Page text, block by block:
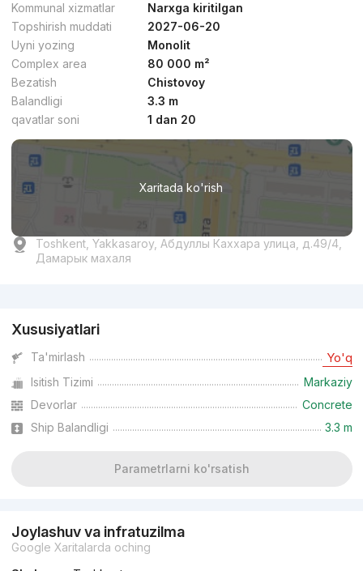
Kommunal xizmatlar
Narxga kiritilgan
Topshirish muddati
2027-06-20
Uyni yozing
Monolit
Complex area
80 000 m²
Bezatish
Chistovoy
Balandligi
3.3 m
qavatlar soni
1 dan 20
Xaritada ko'rish
Toshkent, Yakkasaroy, Абдуллы Каххара улица, д.49/4,
Дамарык махаля
Xususiyatlari
Ta'mirlash Yo'q
Isitish Tizimi
Markaziy
Devorlar
Concrete
Ship Balandligi
3.3 m
Parametrlarni ko'rsatish
Joylashuv va infratuzilma
Google Xaritalarda oching